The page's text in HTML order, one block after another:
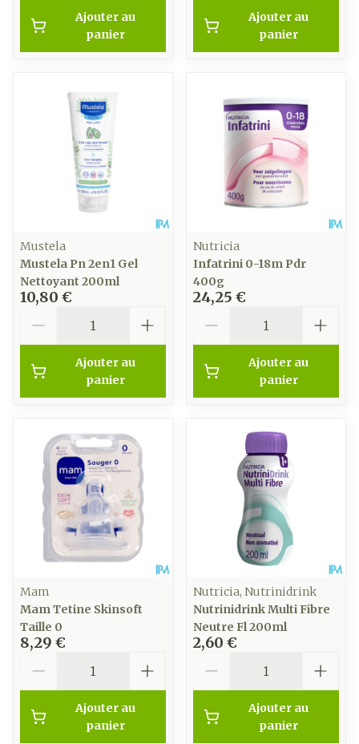
Ajouter au
panier
Ajouter au
panier
Mustela
Mustela Pn 2en1 Gel
Nettoyant 200ml
10,80 €
Ajouter au
panier
Nutricia
Infatrini 0-18m Pdr
400g
24,25 €
Ajouter au
panier
Mam
Mam Tetine Skinsoft
Taille 0
8,29 €
Ajouter au
panier
Nutricia, Nutrinidrink
Nutrinidrink Multi Fibre
Neutre Fl 200ml
2,60 €
Ajouter au
panier